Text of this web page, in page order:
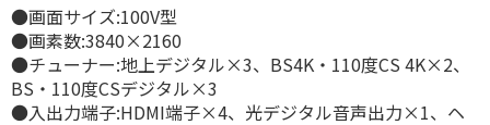
●画面サイズ:100V型
●画素数:3840×2160
●チューナー:地上デジタル×3、BS4K・110度CS 4K×2、
BS・110度CSデジタル×3
●入出力端子:HDMI端子×4、光デジタル音声出力×1、ヘ